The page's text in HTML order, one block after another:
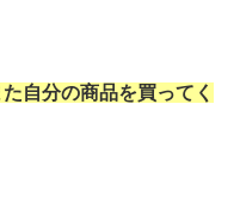
自分の商品を買ってく